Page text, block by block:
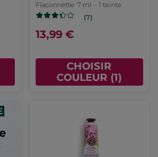
Flaconnette 7 ml - 1 teinte
(7)
13,99 €
CHOISIR
COULEUR (1)